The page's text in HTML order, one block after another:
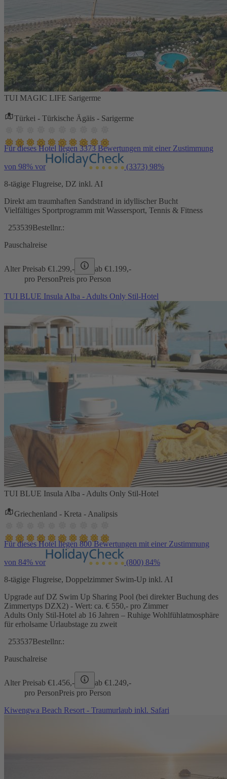
TUI MAGIC LIFE Sarigerme
Türkei - Türkische Ägäis - Sarigerme
Für dieses Hotel liegen 3373 Bewertungen mit einer Zustimmung
von 98% vor (3373) 98%
8-tägige Flugreise, DZ inkl. AI
Direkt am traumhaften Sandstrand in idyllischer Bucht
Vielfältiges Sportprogramm mit Wassersport, Tennis & Fitness
253539Bestellnr.:
Pauschalreise
Alter Preisab €1.299,- ab €1.199,-
pro PersonPreis pro Person
TUI BLUE Insula Alba - Adults Only Stil-Hotel
TUI BLUE Insula Alba - Adults Only Stil-Hotel
Griechenland - Kreta - Analipsis
Für dieses Hotel liegen 800 Bewertungen mit einer Zustimmung
von 84% vor (800) 84%
8-tägige Flugreise, Doppelzimmer Swim-Up inkl. AI
Upgrade auf DZ Swim Up Sharing Pool (bei direkter Buchung des
Zimmertyps DZX2) - Wert: ca. € 550,- pro Zimmer
Adults Only Stil-Hotel ab 16 Jahren – Ruhige Wohlfühlatmosphäre
für erholsame Urlaubstage zu zweit
253537Bestellnr.:
Pauschalreise
Alter Preisab €1.456,- ab €1.249,-
pro PersonPreis pro Person
Kiwengwa Beach Resort - Traumurlaub inkl. Safari